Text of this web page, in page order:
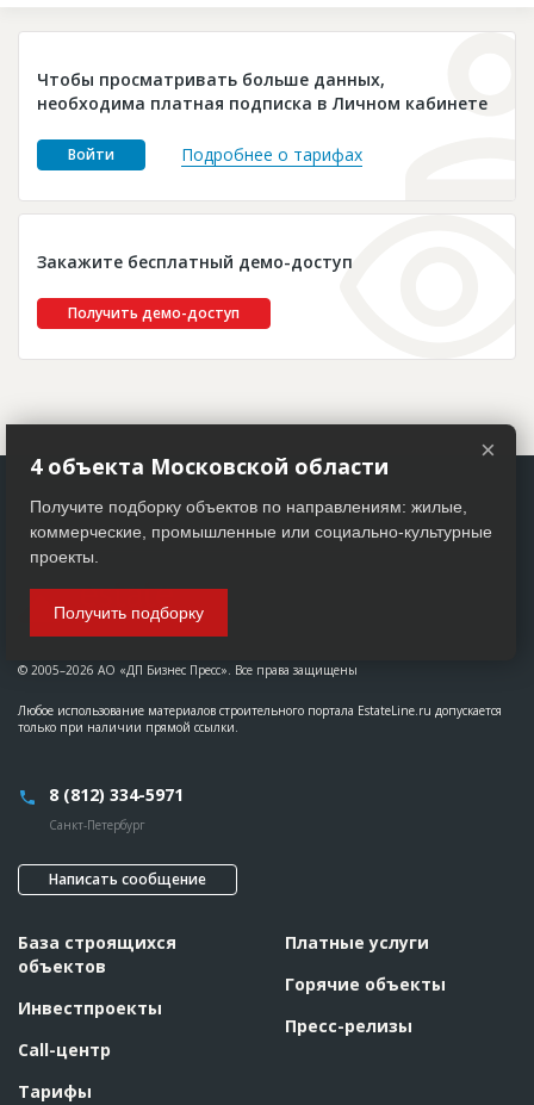
Глоссарий
Платные услуги
Пресс-релизы
Чтобы просматривать больше данных,
необходима платная подписка в Личном кабинете
Войти Подробнее о тарифах
Закажите бесплатный демо-доступ
Получить демо-доступ
© 2005–2026 АО «ДП Бизнес Пресс». Все права защищены
Любое использование материалов строительного портала EstateLine.ru допускается
только при наличии прямой ссылки.
8 (812) 334-5971
Санкт-Петербург
Написать сообщение
База строящихся
объектов
Инвестпроекты
Call-центр
Тарифы
Платные услуги
Горячие объекты
Пресс-релизы
×
4 объекта Московской области
Получите подборку объектов по направлениям: жилые,
коммерческие, промышленные или социально-культурные
проекты.
Получить подборку